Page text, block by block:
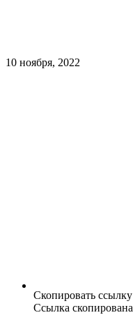
10 ноября, 2022
Скопировать ссылку
Ссылка скопирована